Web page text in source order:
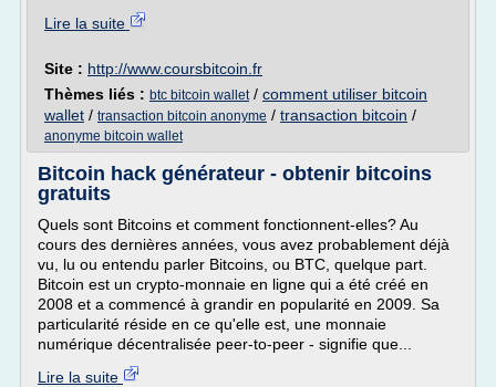
Lire la suite
Site : http://www.coursbitcoin.fr
Thèmes liés : btc bitcoin wallet/ comment utiliser bitcoin
wallet / transaction bitcoin anonyme / transaction bitcoin /
anonyme bitcoin wallet
Bitcoin hack générateur - obtenir bitcoins
gratuits
Quels sont Bitcoins et comment fonctionnent-elles? Au
cours des dernières années, vous avez probablement déjà
vu, lu ou entendu parler Bitcoins, ou BTC, quelque part.
Bitcoin est un crypto-monnaie en ligne qui a été créé en
2008 et a commencé à grandir en popularité en 2009. Sa
particularité réside en ce qu'elle est, une monnaie
numérique décentralisée peer-to-peer - signifie que...
Lire la suite